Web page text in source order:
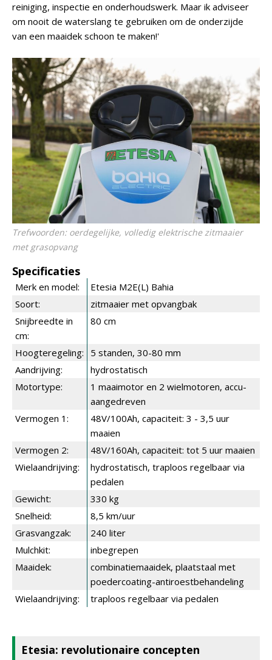
reiniging, inspectie en onderhoudswerk. Maar ik adviseer
om nooit de waterslang te gebruiken om de onderzijde
van een maaidek schoon te maken!'
Trefwoorden: oerdegelijke, volledig elektrische zitmaaier
met grasopvang
Specificaties
Merk en model:
Etesia M2E(L) Bahia
Soort:
zitmaaier met opvangbak
Snijbreedte in
cm:
80 cm
Hoogteregeling:
5 standen, 30-80 mm
Aandrijving:
hydrostatisch
Motortype:
1 maaimotor en 2 wielmotoren, accu-
aangedreven
Vermogen 1:
48V/100Ah, capaciteit: 3 - 3,5 uur
maaien
Vermogen 2:
48V/160Ah, capaciteit: tot 5 uur maaien
Wielaandrijving:
hydrostatisch, traploos regelbaar via
pedalen
Gewicht:
330 kg
Snelheid:
8,5 km/uur
Grasvangzak:
240 liter
Mulchkit:
inbegrepen
Maaidek:
combinatiemaaidek, plaatstaal met
poedercoating-antiroestbehandeling
Wielaandrijving:
traploos regelbaar via pedalen
Etesia: revolutionaire concepten